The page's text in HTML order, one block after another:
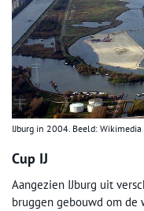
IJburg in 2004. Beeld:
Cup IJ
Aangezien IJburg uit
bruggen gebouwd om de